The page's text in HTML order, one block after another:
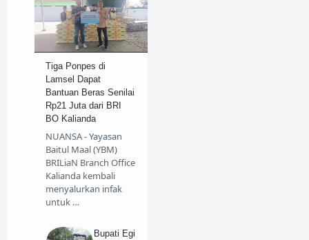
Tiga Ponpes di
Lamsel Dapat
Bantuan Beras Senilai
Rp21 Juta dari BRI
BO Kalianda
NUANSA - Yayasan
Baitul Maal (YBM)
BRILiaN Branch Office
Kalianda kembali
menyalurkan infak
untuk …
Bupati Egi